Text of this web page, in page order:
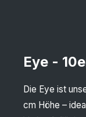
Eye -
Die Eye ist
cm Höhe –